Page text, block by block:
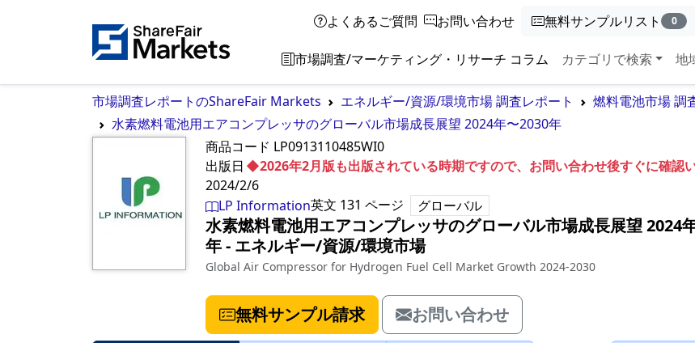
よくあるご質問 お問い合わせ 無料サンプルリスト 0
市場調査/マーケティング・リサーチ コラム カテゴリで検索 地
市場調査レポートのShareFair Markets エネルギー/資源/環境市場 調査レポート
燃料電池市場 調
水素燃料電池用エアコンプレッサのグローバル市場成長展望 2024年〜2030年
商品コード LP0913110485WI0
◆2026年2月版も出版されている時期ですので、お問い合わせ後すぐに確認い
出版日
2024/2/6
LP Information英文 131 ページ グローバル
水素燃料電池用エアコンプレッサのグローバル市場成長展望 2024
年‐ エネルギー/資源/環境市場
Global Air Compressor for Hydrogen Fuel Cell Market Growth 2024-2030
無料サンプル請求 お問い合わせ